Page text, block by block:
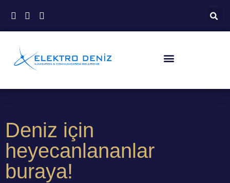
Deniz için
heyecanlananlar
buraya!